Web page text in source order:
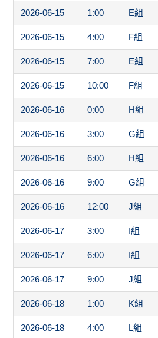
2026-06-15 1:00 E組
2026-06-15 4:00 F組
2026-06-15 7:00 E組
2026-06-15 10:00 F組
2026-06-16 0:00 H組
2026-06-16 3:00 G組
2026-06-16 6:00 H組
2026-06-16 9:00 G組
2026-06-16 12:00 J組
2026-06-17 3:00 I組
2026-06-17 6:00 I組
2026-06-17 9:00 J組
2026-06-18 1:00 K組
2026-06-18 4:00 L組